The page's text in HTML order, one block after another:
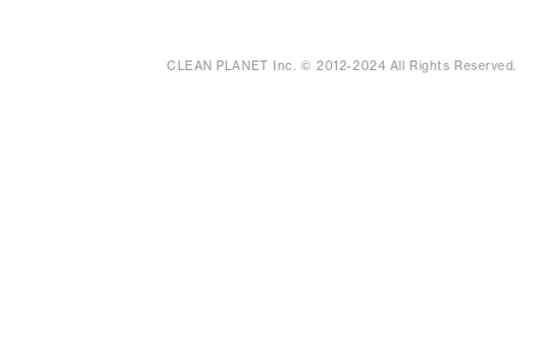
CLEAN PLANET Inc. © 2012-2024 All Rights Reserved.